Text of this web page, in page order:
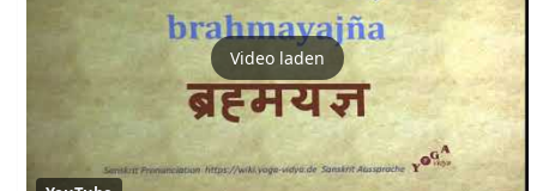
Video laden